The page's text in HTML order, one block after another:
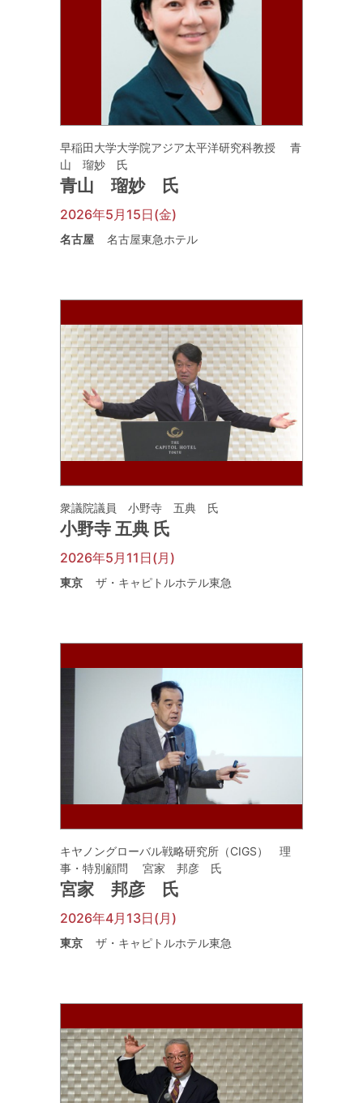
早稲田大学大学院アジア太平洋研究科教授 青
山 瑠妙 氏
青山 瑠妙 氏
2026年5月15日(金)
名古屋 名古屋東急ホテル
衆議院議員 小野寺 五典 氏
小野寺 五典 氏
2026年5月11日(月)
東京 ザ・キャピトルホテル東急
キヤノングローバル戦略研究所（CIGS） 理
事・特別顧問 宮家 邦彦 氏
宮家 邦彦 氏
2026年4月13日(月)
東京 ザ・キャピトルホテル東急